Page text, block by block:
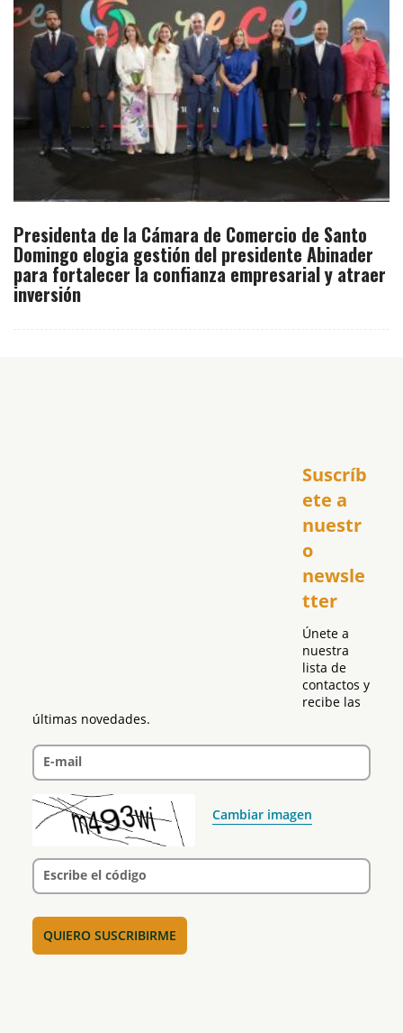
Presidenta de la Cámara de Comercio de Santo
Domingo elogia gestión del presidente Abinader
para fortalecer la confianza empresarial y atraer
inversión
Suscríb
ete a
nuestr
o
newsle
tter
Únete a
nuestra
lista de
contactos y
recibe las
últimas novedades.
E-mail
Cambiar imagen
Escribe el código